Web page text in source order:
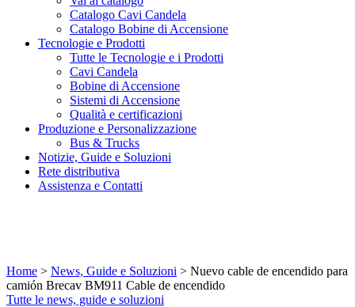
Catalogo Cavi Candela
Catalogo Bobine di Accensione
Tecnologie e Prodotti
Tutte le Tecnologie e i Prodotti
Cavi Candela
Bobine di Accensione
Sistemi di Accensione
Qualità e certificazioni
Produzione e Personalizzazione
Bus & Trucks
Notizie, Guide e Soluzioni
Rete distributiva
Assistenza e Contatti
Home > News, Guide e Soluzioni > Nuevo cable de encendido para
camión Brecav BM911 Cable de encendido
Tutte le news, guide e soluzioni